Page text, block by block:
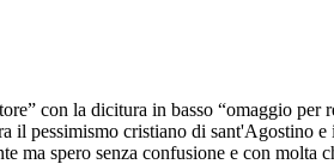
con la dicitura in basso “omaggio
pessimismo cristiano di sant'Agostino
spero senza confusione e con molta